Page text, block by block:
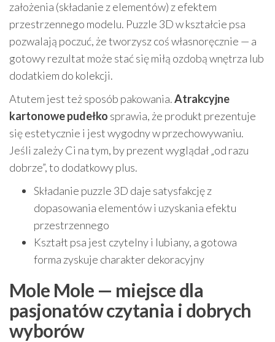
założenia (składanie z elementów) z efektem
przestrzennego modelu. Puzzle 3D w kształcie psa
pozwalają poczuć, że tworzysz coś własnoręcznie — a
gotowy rezultat może stać się miłą ozdobą wnętrza lub
dodatkiem do kolekcji.
Atutem jest też sposób pakowania.Atrakcyjne
kartonowe pudełko sprawia, że produkt prezentuje
się estetycznie i jest wygodny w przechowywaniu.
Jeśli zależy Ci na tym, by prezent wyglądał „od razu
dobrze”, to dodatkowy plus.
Składanie puzzle 3D daje satysfakcję z
dopasowania elementów i uzyskania efektu
przestrzennego
Kształt psa jest czytelny i lubiany, a gotowa
forma zyskuje charakter dekoracyjny
Mole Mole — miejsce dla
pasjonatów czytania i dobrych
wyborów